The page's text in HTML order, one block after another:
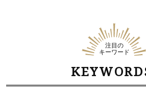
注目の
キーワード